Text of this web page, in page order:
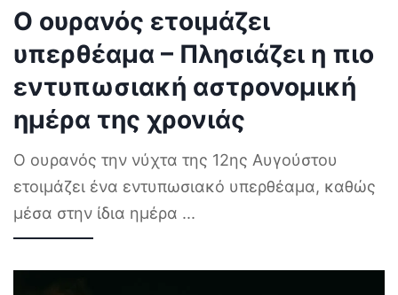
Ο ουρανός ετοιμάζει
υπερθέαμα – Πλησιάζει η πιο
εντυπωσιακή αστρονομική
ημέρα της χρονιάς
Ο ουρανός την νύχτα της 12ης Αυγούστου
ετοιμάζει ένα εντυπωσιακό υπερθέαμα, καθώς
μέσα στην ίδια ημέρα ...